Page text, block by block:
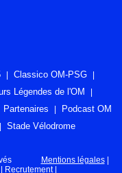
Classico OM-PSG
Légendes de l'OM
Partenaires
Podcast OM
Stade Vélodrome
Mentions légales|
Recrutement|